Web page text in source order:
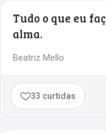
Tudo o que eu
alma.
Beatriz Mello
33 curtidas